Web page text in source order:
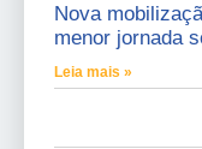
Nova
menor jornada
Leia mais »